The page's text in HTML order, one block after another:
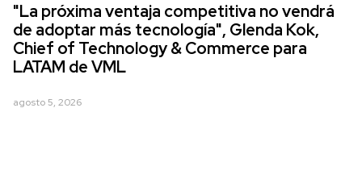
"La próxima ventaja competitiva no vendrá
de adoptar más tecnología", Glenda Kok,
Chief of Technology & Commerce para
LATAM de VML
agosto 5, 2026